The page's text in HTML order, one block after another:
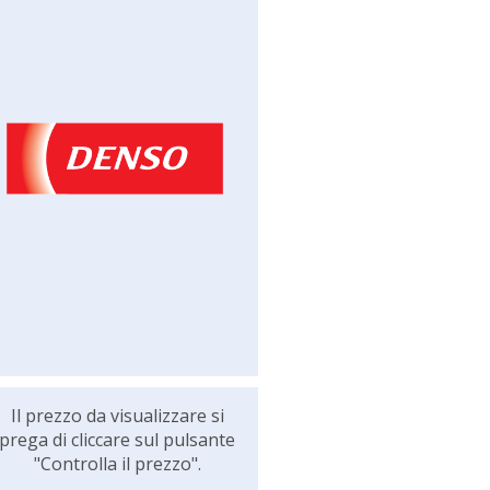
Il prezzo da visualizzare si
prega di cliccare sul pulsante
"Controlla il prezzo".